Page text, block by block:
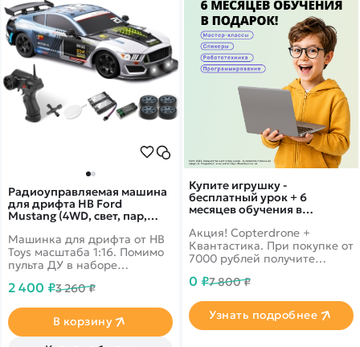
Купите игрушку -
бесплатный урок + 6
месяцев обучения в
Акция! Copterdrone +
Квантастика. При покупке от
7000 рублей получите
нашего партнера
0 ₽7 800 ₽
Узнать подробнее
Радиоуправляемая машина
для дрифта HB Ford
Mustang (4WD, свет, пар,
Машинка для дрифта от HB
Toys масштаба 1:16. Помимо
пульта ДУ в наборе
колеса, ключ для смены
и аккумулятор. Из
выхлопной трубы можно
активировать спрей-пар, а
2 400 ₽3 260 ₽
В корзину